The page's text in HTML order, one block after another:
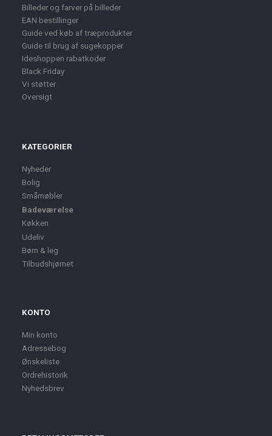
Billeder og farver på billeder
EAN bestillinger
Guide ved køb af træprodukter
Guide til brug af sugekopper
Ideshoppen rabatkoder
Black Friday
Vi støtter
Oversigt
KATEGORIER
Nyheder
Bolig
Småmøbler
Badeværelse
Køkken
Udeliv
Børn & leg
Tilbudshjørnet
KONTO
Min konto
Adressebog
Ønskeliste
Ordrehistorik
Nyhedsbrev